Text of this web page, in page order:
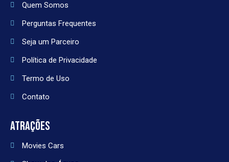
Quem Somos
Perguntas Frequentes
Seja um Parceiro
Política de Privacidade
Termo de Uso
Contato
ATRAÇÕES
Movies Cars